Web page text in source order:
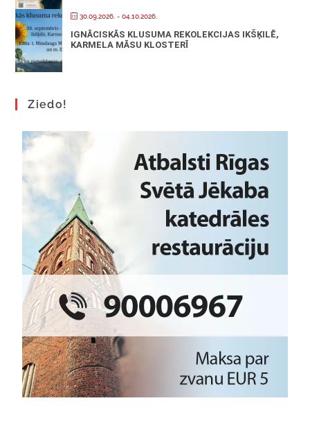
30.09.2026. - 04.10.2026.
IGNĀCISKĀS KLUSUMA REKOLEKCIJAS IKŠĶILĒ,
KARMELA MĀSU KLOSTERĪ
Ziedo!